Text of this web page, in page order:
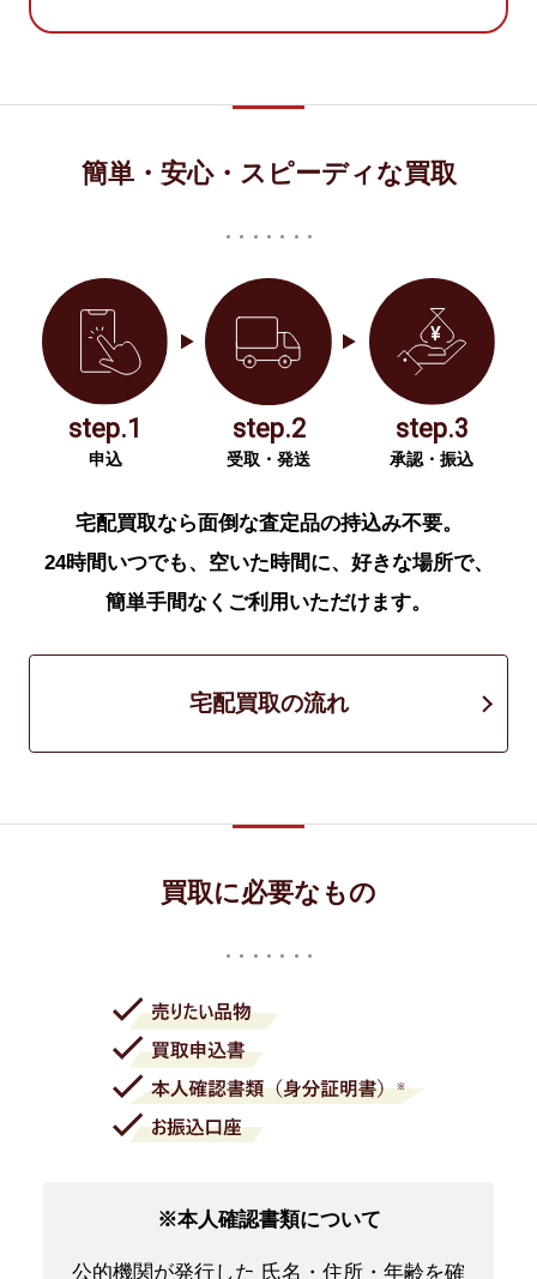
簡単・安心・スピーディな買取
step.1
申込
step.2
受取・発送
step.3
承認・振込
宅配買取なら面倒な査定品の持込み不要。
24時間いつでも、空いた時間に、好きな場所で、
簡単手間なくご利用いただけます。
宅配買取の流れ
買取に必要なもの
※本人確認書類について
公的機関が発行した 氏名・住所・年齢を確